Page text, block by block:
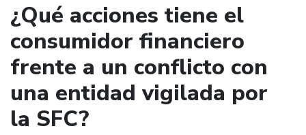
¿Qué acciones tiene el
consumidor financiero
frente a un conflicto con
una entidad vigilada por
la SFC?